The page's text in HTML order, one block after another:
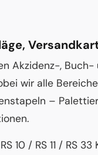
Akzidenz-,
wir alle
–
10 / RS 11 / RS